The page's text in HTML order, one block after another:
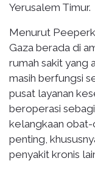
Yerusalem Timur.
Menurut
Gaza berada di
rumah sakit yang
masih berfungsi
pusat layanan
beroperasi
kelangkaan
penting,
penyakit kronis